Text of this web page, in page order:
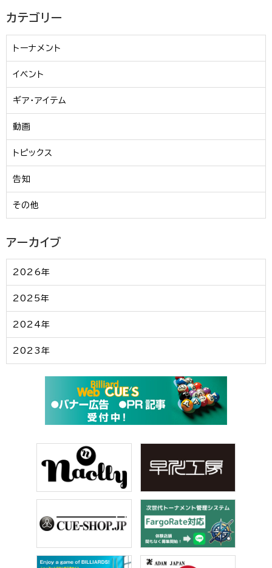
カテゴリー
トーナメント
イベント
ギア・アイテム
動画
トピックス
告知
その他
アーカイブ
2026年
2025年
2024年
2023年